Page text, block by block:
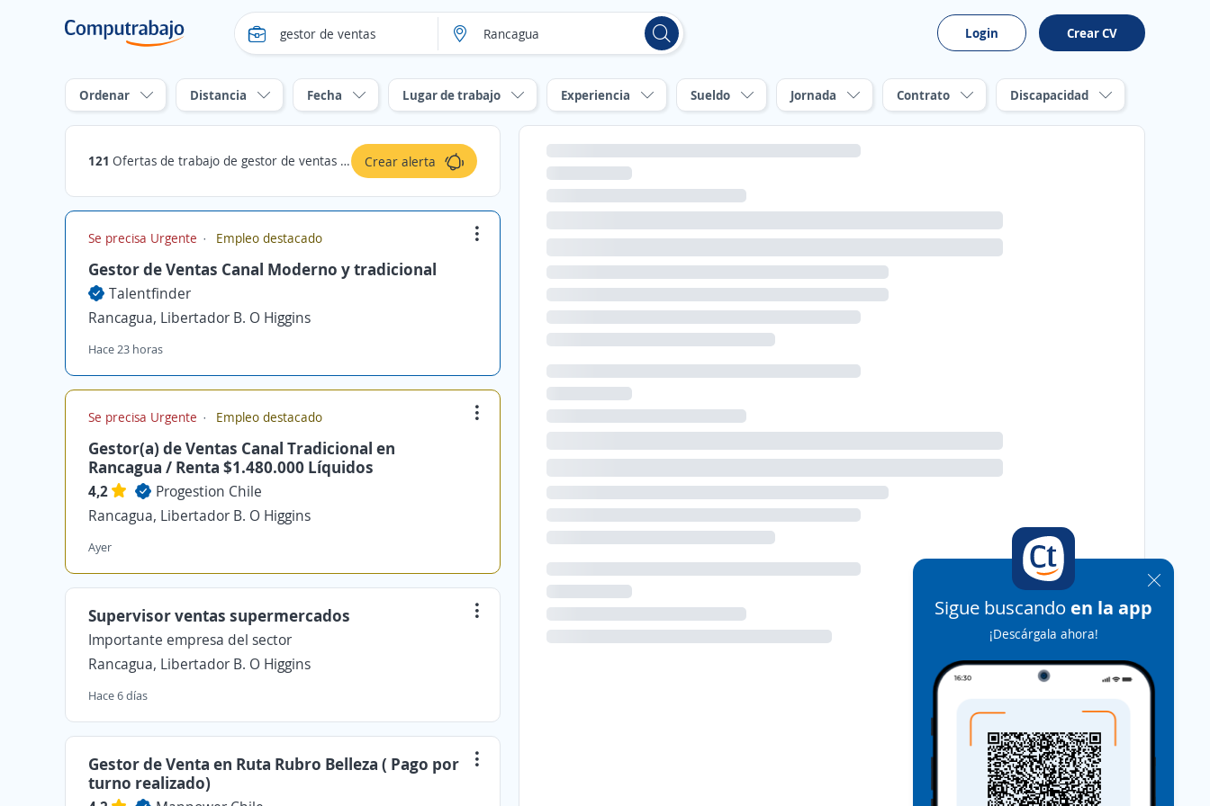
Login Crear CV
Ordenar Distancia Fecha Lugar de trabajo Experiencia Sueldo Jornada Contrato Discapacidad
121 Ofertas de trabajo de gestor de ventas en Rancagua, Libertador B. O Higgins Crear alerta
Se precisa Urgente Empleo destacado
Gestor de Ventas Canal Moderno y tradicional
Talentfinder
Rancagua, Libertador B. O Higgins
Hace 23 horas
Se precisa Urgente Empleo destacado
Gestor(a) de Ventas Canal Tradicional en
Rancagua / Renta $1.480.000 Líquidos
4,2
Progestion Chile
Rancagua, Libertador B. O Higgins
Ayer
Supervisor ventas supermercados
Importante empresa del sector
Rancagua, Libertador B. O Higgins
Hace 6 días
Gestor de Venta en Ruta Rubro Belleza ( Pago por
turno realizado)
Sigue buscando en la app
¡Descárgala ahora!